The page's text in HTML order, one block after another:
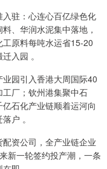
驻：心连心百亿绿色化
、华润水泥集中落地，
原料每吨水运省15-20
入园 。
园引入香港大周国际40
厂；钦州港集聚中石
石化产业链顺着运河向
户 。
资公司，全产业链企业
新一轮签约投产潮，一条